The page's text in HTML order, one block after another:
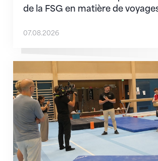
de la FSG en matière de
07.08.2026
En route pour Zagreb avec des